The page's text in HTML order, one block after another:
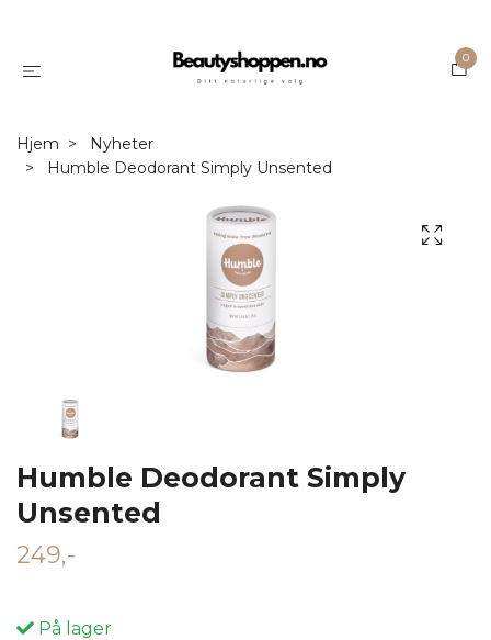
0
Hjem
Nyheter
Humble Deodorant Simply Unsented
Humble Deodorant Simply
Unsented
249,-
På lager